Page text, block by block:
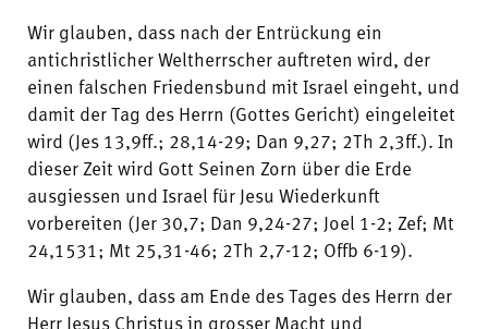
Wir glauben, dass nach der Entrückung ein
antichristlicher Weltherrscher auftreten wird, der
einen falschen Friedensbund mit Israel eingeht, und
damit der Tag des Herrn (Gottes Gericht) eingeleitet
wird (Jes 13,9ff.; 28,14-29; Dan 9,27; 2Th 2,3ff.). In
dieser Zeit wird Gott Seinen Zorn über die Erde
ausgiessen und Israel für Jesu Wiederkunft
vorbereiten (Jer 30,7; Dan 9,24-27; Joel 1-2; Zef; Mt
24,1531; Mt 25,31-46; 2Th 2,7-12; Offb 6-19).
Wir glauben, dass am Ende des Tages des Herrn der
Herr Jesus Christus in grosser Macht und